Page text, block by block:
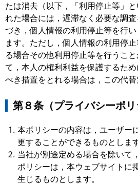
たは消去（以下，「利用停止等」
れた場合には，遅滞なく必要な調
づき，個人情報の利用停止等を行
ます。ただし，個人情報の利用停
る場合その他利用停止等を行うこ
て，本人の権利利益を保護するた
べき措置をとれる場合は，この代替
第８条（プライバシーポリ
本ポリシーの内容は，ユーザー
更することができるものとします
当社が別途定める場合を除いて
ポリシーは，本ウェブサイトに
生じるものとします。